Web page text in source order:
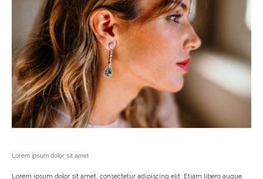
Lorem ipsum dolor sit amet
Lorem ipsum dolor sit amet, consectetur adipiscing elit. Etiam libero augue,